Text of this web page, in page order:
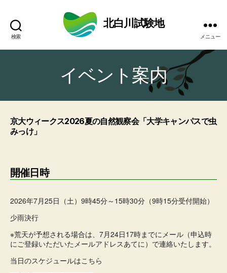
検索
北白川試験地
メニュー
イベント案内
京大ウィークス2026夏の自然観察会「大学キャンパスで虫
みっけ」
開催日時
2026年7月25日（土）9時45分～15時30分（9時15分受付開始）
少雨決行
※荒天が予想される場合は、7月24日17時までにメール（申込時
にご登録いただいたメールアドレスあてに）で連絡いたします。
当日のスケジュールはこちら